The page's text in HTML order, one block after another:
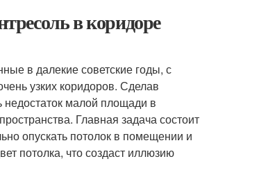
в коридоре
в далекие советские годы, с
узких коридоров. Сделав
недостаток малой площади в
Главная задача состоит
опускать потолок в помещении и
потолка, что создаст иллюзию